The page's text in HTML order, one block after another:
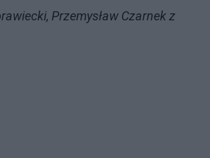
Przemysław Czarnek z